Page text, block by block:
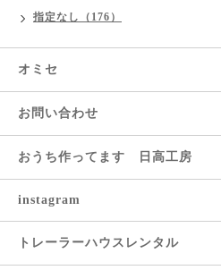
指定なし（176）
オミセ
お問い合わせ
おうち作ってます 日高工房
instagram
トレーラーハウスレンタル